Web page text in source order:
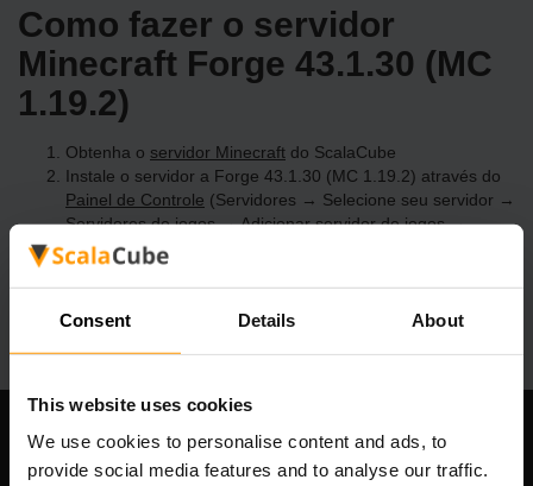
Consent Details About
This website uses cookies
We use cookies to personalise content and ads, to
provide social media features and to analyse our traffic.
Como fazer o servidor
Minecraft Forge 43.1.30 (MC
1.19.2)
Obtenha o servidor Minecraft do ScalaCube
Instale o servidor a Forge 43.1.30 (MC 1.19.2) através do
Painel de Controle (Servidores → Selecione seu servidor →
Servidores de jogos → Adicionar servidor de jogos →
Forge 43.1.30 (MC 1.19.2))
Divirta-se jogando no servidor!
Nossa empresa